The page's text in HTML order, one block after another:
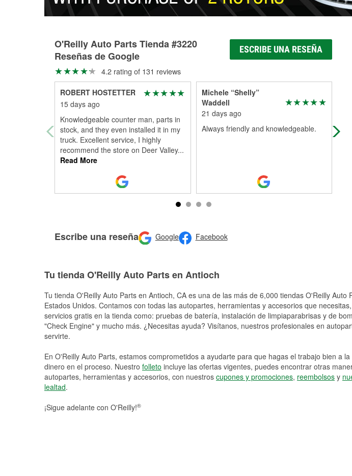
O'Reilly Auto Parts Tienda #3220
Reseñas de Google
ESCRIBE UNA RESEÑA
4.2 rating of 131 reviews
ROBERT HOSTETTER
15 days ago
Knowledgeable counter man, parts in
stock, and they even installed it in my
truck. Excellent service, I highly
recommend the store on Deer Valley...
Read More
Michele “Shelly”
Waddell
21 days ago
Always friendly and knowledgeable.
Escribe una reseña Google Facebook
Tu tienda O'Reilly Auto Parts en Antioch
Tu tienda O'Reilly Auto Parts en Antioch, CA es una de las más de 6,000 tiendas O'Reilly Auto
Estados Unidos. Contamos con todas las autopartes, herramientas y accesorios que
servicios gratis en la tienda como: pruebas de batería, instalación de limpiaparabrisas y de
"Check Engine" y mucho más. ¿Necesitas ayuda? Visítanos, nuestros profesionales en
servirte.
En O'Reilly Auto Parts, estamos comprometidos a ayudarte para que hagas el trabajo bien a
dinero en el proceso. Nuestro folleto incluye las ofertas vigentes, puedes encontrar otras
autopartes, herramientas y accesorios, con nuestros cupones y promociones, reembolsos y
lealtad.
¡Sigue adelante con O'Reilly!®